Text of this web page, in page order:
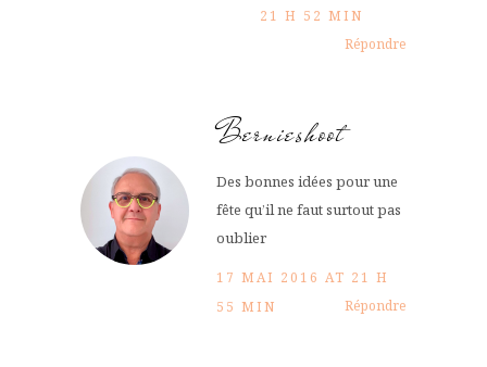
21 H 52 MIN
Répondre
Bernieshoot
Des bonnes idées pour une
fête qu’il ne faut surtout pas
oublier
17 MAI 2016 AT 21 H
55 MIN
Répondre